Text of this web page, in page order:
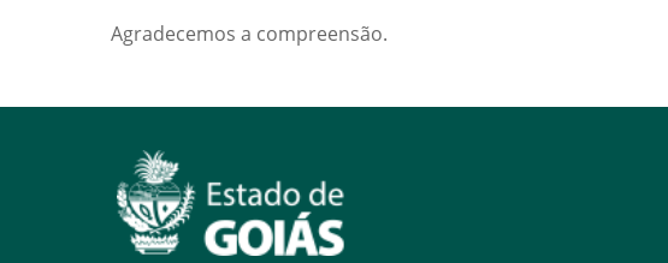
Agradecemos a compreensão.